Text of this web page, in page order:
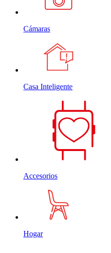
Cámaras
Casa Inteligente
Accesorios
Hogar